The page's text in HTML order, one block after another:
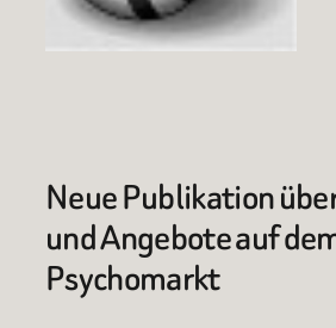
Neue Publikation
und Angebote auf
Psychomarkt